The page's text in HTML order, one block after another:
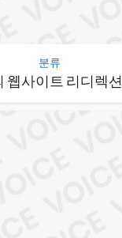
분류
웹사이트 리디렉션